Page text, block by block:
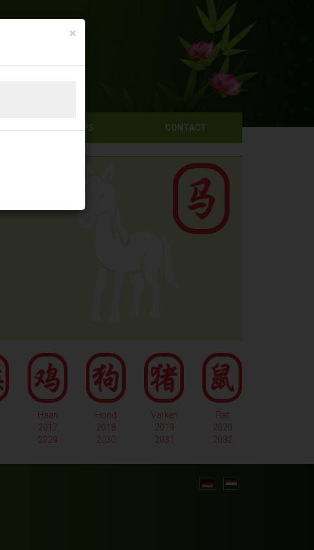
KOOKTIPS CONTACT
Haan
2017
2029
Hond
2018
2030
Varken
2019
2031
Rat
2020
2032
×